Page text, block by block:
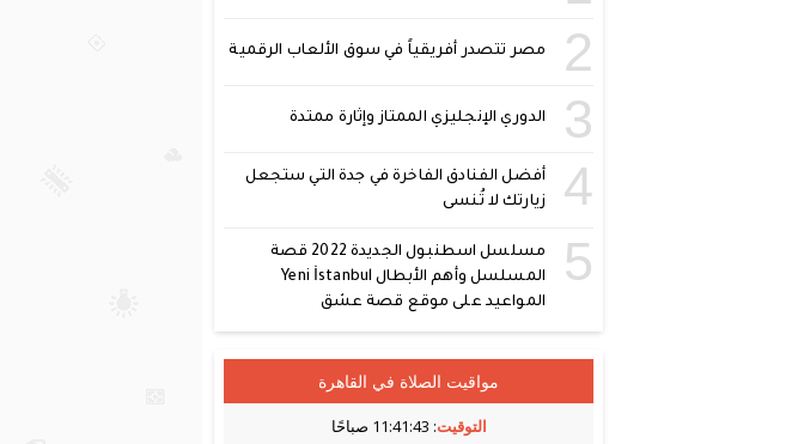
2 مصر تتصدر أفريقياً في سوق الألعاب الرقمية
3 الدوري الإنجليزي الممتاز وإثارة ممتدة
4
أفضل الفنادق الفاخرة في جدة التي ستجعل
زيارتك لا تُنسى
5
مسلسل اسطنبول الجديدة 2022 قصة
المسلسل وأهم الأبطال Yeni İstanbul
المواعيد على موقع قصة عشق